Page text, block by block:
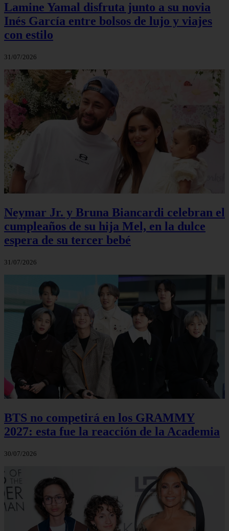
Lamine Yamal disfruta junto a su novia
Inés García entre bolsos de lujo y viajes
con estilo
31/07/2026
Neymar Jr. y Bruna Biancardi celebran el
cumpleaños de su hija Mel, en la dulce
espera de su tercer bebé
31/07/2026
BTS no competirá en los GRAMMY
2027: esta fue la reacción de la Academia
30/07/2026